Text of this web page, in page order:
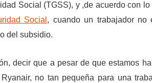
Social (TGSS), y ,de acuerdo con
Social , cuando un trabajador
del subsidio.
decir que a pesar de que estamos
no tan pequeña para una